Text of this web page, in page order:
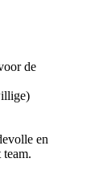
de
en